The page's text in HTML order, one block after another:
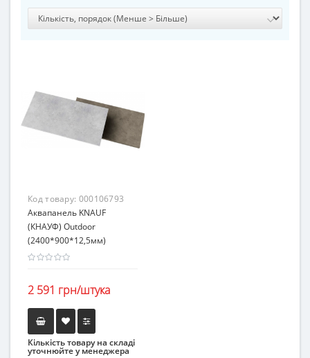
Код товару: 000106793
Аквапанель KNAUF
(КНАУФ) Оutdoor
(2400*900*12,5мм)
2 591 грн/штука
Кількість товару на складі
уточнюйте у менеджера